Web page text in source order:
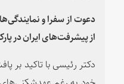
دعوت از سفرا و
از پیشرفت‌های ایران در
دکتر رئیسی با تاکید بر